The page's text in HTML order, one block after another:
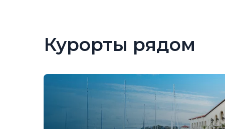
Курорты рядом